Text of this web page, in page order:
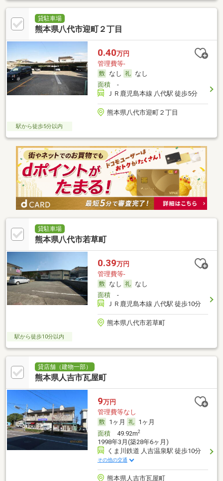
貸駐車場
熊本県八代市迎町２丁目
0.40万円
管理費等-
なし
なし
面積-
ＪＲ鹿児島本線 八代駅 徒歩5分
熊本県八代市迎町２丁目
駅から徒歩5分以内
貸駐車場
熊本県八代市若草町
0.39万円
管理費等-
なし
なし
面積-
ＪＲ鹿児島本線 八代駅 徒歩10分
熊本県八代市若草町
駅から徒歩10分以内
貸店舗（建物一部）
熊本県人吉市瓦屋町
9万円
管理費等なし
1ヶ月
1ヶ月
面積49.92m2
1998年3月(築28年6ヶ月)
くま川鉄道 人吉温泉駅 徒歩10分
その他の交通
熊本県人吉市瓦屋町